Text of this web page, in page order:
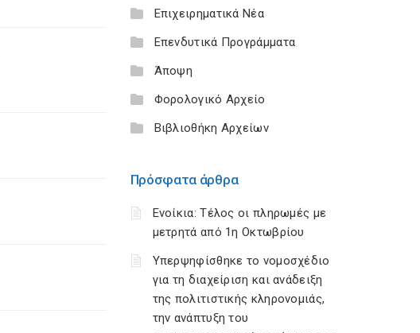
Επιχειρηματικά Νέα
Επενδυτικά Προγράμματα
Άποψη
Φορολογικό Αρχείο
Βιβλιοθήκη Αρχείων
Πρόσφατα άρθρα
Ενοίκια: Τέλος οι πληρωμές με
μετρητά από 1η Οκτωβρίου
Υπερψηφίσθηκε το νομοσχέδιο
για τη διαχείριση και ανάδειξη
της πολιτιστικής κληρονομιάς,
την ανάπτυξη του